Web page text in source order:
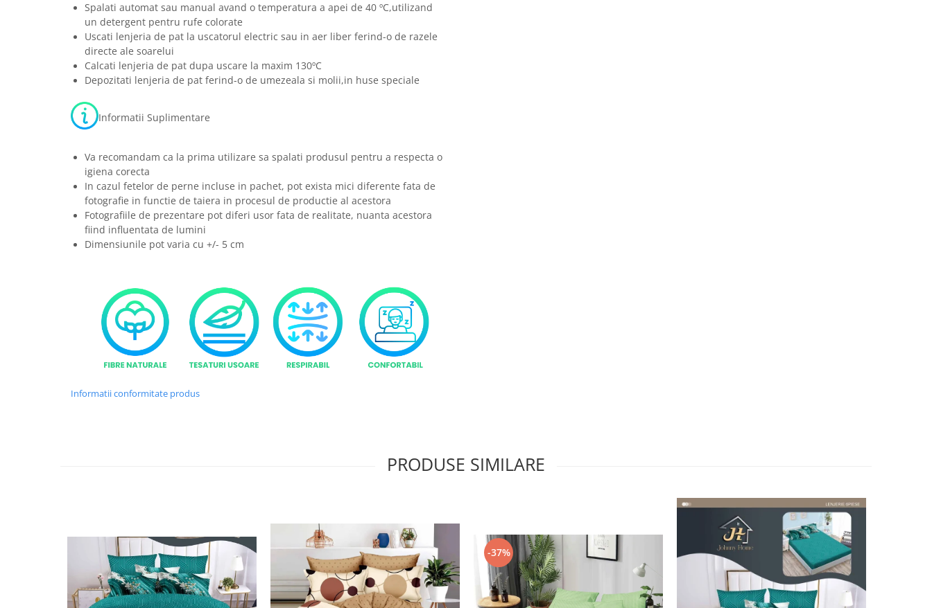
Spalati automat sau manual avand o temperatura a apei de 40 ºC,utilizand
un detergent pentru rufe colorate
Uscati lenjeria de pat la uscatorul electric sau in aer liber ferind-o de razele
directe ale soarelui
Calcati lenjeria de pat dupa uscare la maxim 130ºC
Depozitati lenjeria de pat ferind-o de umezeala si molii,in huse speciale
Informatii Suplimentare
Va recomandam ca la prima utilizare sa spalati produsul pentru a respecta o
igiena corecta
In cazul fetelor de perne incluse in pachet, pot exista mici diferente fata de
fotografie in functie de taiera in procesul de productie al acestora
Fotografiile de prezentare pot diferi usor fata de realitate, nuanta acestora
fiind influentata de lumini
Dimensiunile pot varia cu +/- 5 cm
Informatii conformitate produs
PRODUSE SIMILARE
-37%